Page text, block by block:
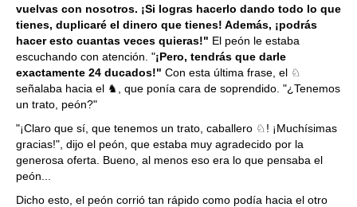
vuelvas con nosotros. ¡Si logras hacerlo dando todo lo que
tienes, duplicaré el dinero que tienes! Además, ¡podrás
hacer esto cuantas veces quieras!" El peón le estaba
escuchando con atención. "¡Pero, tendrás que darle
exactamente 24 ducados!" Con esta última frase, el ♘
señalaba hacia el ♞, que ponía cara de soprendido. "¿Tenemos
un trato, peón?"
"¡Claro que sí, que tenemos un trato, caballero ♘! ¡Muchísimas
gracias!", dijo el peón, que estaba muy agradecido por la
generosa oferta. Bueno, al menos eso era lo que pensaba el
peón...
Dicho esto, el peón corrió tan rápido como podía hacia el otro